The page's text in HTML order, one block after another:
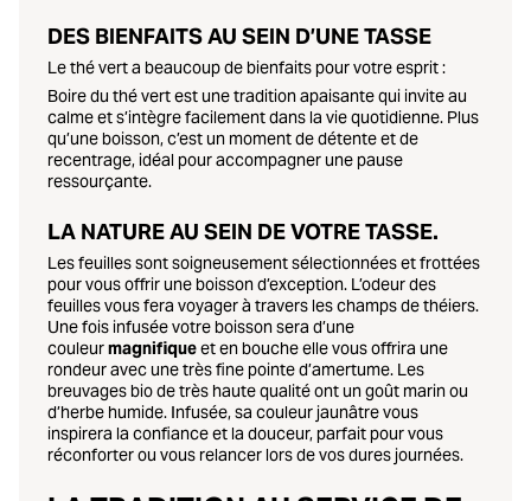
DES BIENFAITS AU SEIN D’UNE TASSE
Le thé vert a beaucoup de bienfaits pour votre esprit :
Boire du thé vert est une tradition apaisante qui invite au
calme et s’intègre facilement dans la vie quotidienne. Plus
qu’une boisson, c’est un moment de détente et de
recentrage, idéal pour accompagner une pause
ressourçante.
LA NATURE AU SEIN DE VOTRE TASSE.
Les feuilles sont soigneusement sélectionnées et frottées
pour vous offrir une boisson d’exception. L’odeur des
feuilles vous fera voyager à travers les champs de théiers.
Une fois infuséevotre boisson sera d’une
couleurmagnifiqueet en bouche elle vous offrira une
rondeur avec une très fine pointe d’amertume. Les
breuvages bio de très haute qualité ont un goût marin ou
d’herbe humide. Infusée, sa couleur jaunâtre vous
inspirera la confiance et la douceur, parfait pour vous
réconforter ou vous relancer lors de vos dures journées.